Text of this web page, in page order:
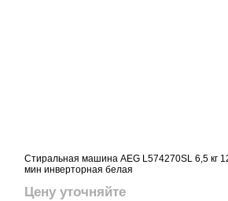
Стиральная машина AEG L574270SL 6,5 кг
мин инверторная белая
Цену уточняйте